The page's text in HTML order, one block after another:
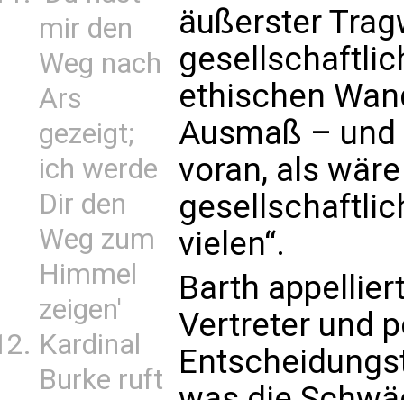
mir den
Weg nach
Ars
gezeigt;
ich werde
Dir den
Weg zum
Himmel
zeigen'
Kardinal
Burke ruft
äußerster
ethischen
Ausmaß –
voran, als
vielen“.
Barth
Vertreter und